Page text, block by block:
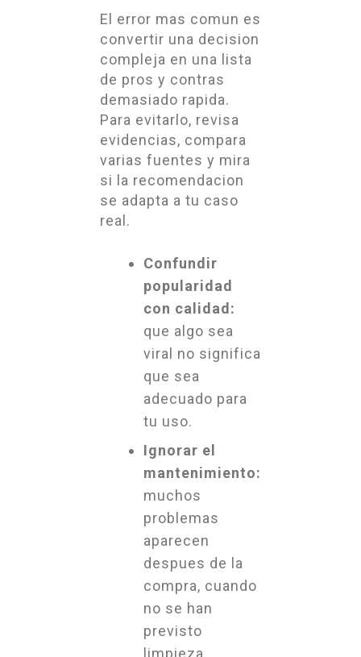
El error mas comun es
convertir una decision
compleja en una lista
de pros y contras
demasiado rapida.
Para evitarlo, revisa
evidencias, compara
varias fuentes y mira
si la recomendacion
se adapta a tu caso
real.
Confundir
popularidad
con calidad:
que algo sea
viral no significa
que sea
adecuado para
tu uso.
Ignorar el
mantenimiento:
muchos
problemas
aparecen
despues de la
compra, cuando
no se han
previsto